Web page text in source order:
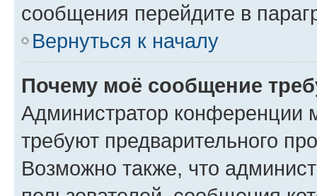
сообщения перейдите в
Вернуться к началу
Почему моё сообщение
Администратор конференции
требуют предварительного
Возможно также, что